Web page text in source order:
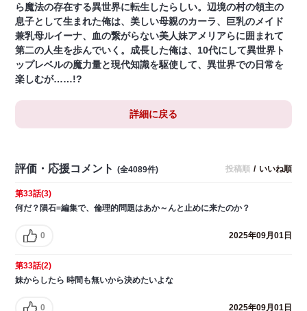
ら魔法の存在する異世界に転生したらしい。辺境の村の領主の
息子として生まれた俺は、美しい母親のカーラ、巨乳のメイド
兼乳母ルイーナ、血の繋がらない美人妹アメリアらに囲まれて
第二の人生を歩んでいく。成長した俺は、10代にして異世界ト
ップレベルの魔力量と現代知識を駆使して、異世界での日常を
楽しむが……!?
詳細に戻る
評価・応援コメント (全4089件) 投稿順 / いいね順
第33話(3)
何だ？隕石=編集で、倫理的問題はあか～んと止めに来たのか？
0 2025年09月01日
第33話(2)
妹からしたら 時間も無いから決めたいよな
0 2025年09月01日